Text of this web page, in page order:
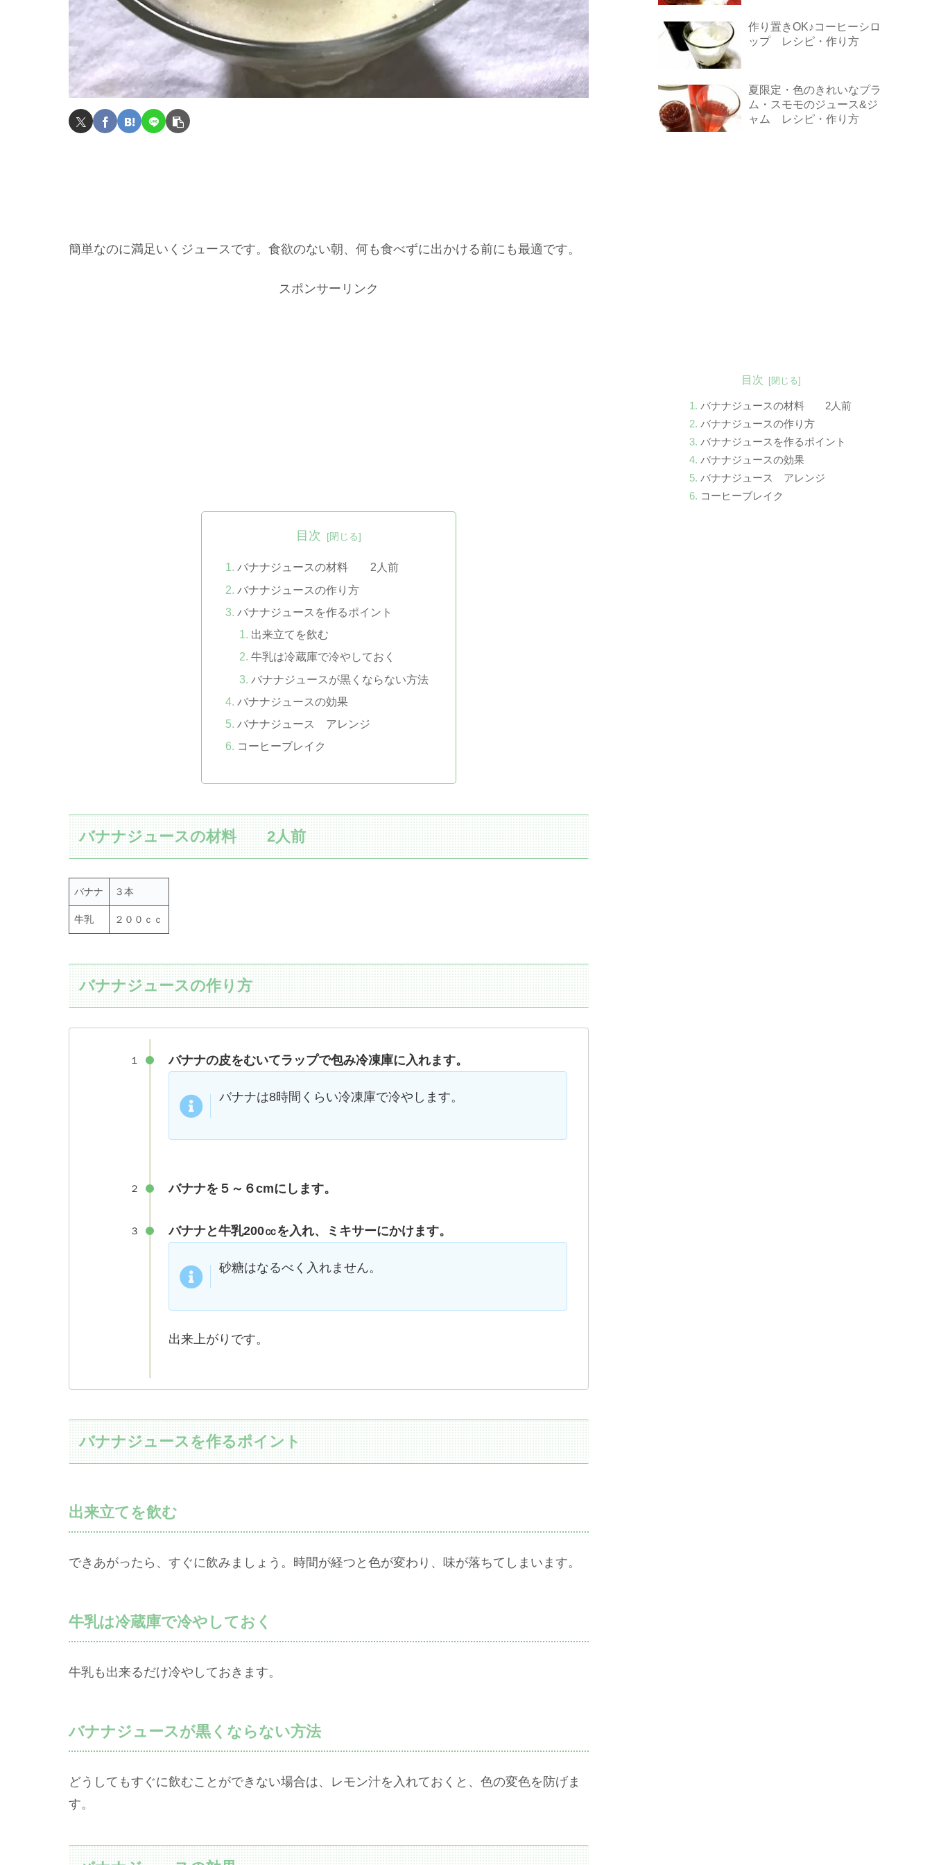
簡単なのに満足いくジュースです。食欲のない朝、何も食べずに出かける前にも最適です。
スポンサーリンク
目次
バナナジュースの材料 2人前
バナナジュースの作り方
バナナジュースを作るポイント
出来立てを飲む
牛乳は冷蔵庫で冷やしておく
バナナジュースが黒くならない方法
バナナジュースの効果
バナナジュース アレンジ
コーヒーブレイク
バナナジュースの材料 2人前
バナナ ３本
牛乳 ２００ｃｃ
バナナジュースの作り方
１ バナナの皮をむいてラップで包み冷凍庫に入れます。
バナナは8時間くらい冷凍庫で冷やします。
２ バナナを５～６cmにします。
３ バナナと牛乳200㏄を入れ、ミキサーにかけます。
砂糖はなるべく入れません。
出来上がりです。
バナナジュースを作るポイント
出来立てを飲む
できあがったら、すぐに飲みましょう。時間が経つと色が変わり、味が落ちてしまいます。
牛乳は冷蔵庫で冷やしておく
牛乳も出来るだけ冷やしておきます。
バナナジュースが黒くならない方法
どうしてもすぐに飲むことができない場合は、レモン汁を入れておくと、色の変色を防げま
す。
作り置きOK♪コーヒーシロ
ップ レシピ・作り方
夏限定・色のきれいなプラ
ム・スモモのジュース&ジ
ャム レシピ・作り方
目次
バナナジュースの材料 2人前
バナナジュースの作り方
バナナジュースを作るポイント
バナナジュースの効果
バナナジュース アレンジ
コーヒーブレイク